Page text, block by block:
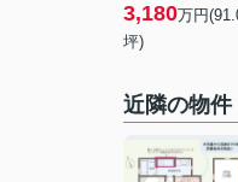
3,180万円
坪)
近隣の物件